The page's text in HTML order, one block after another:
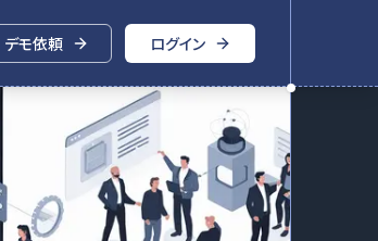
デモ依頼 ログイン